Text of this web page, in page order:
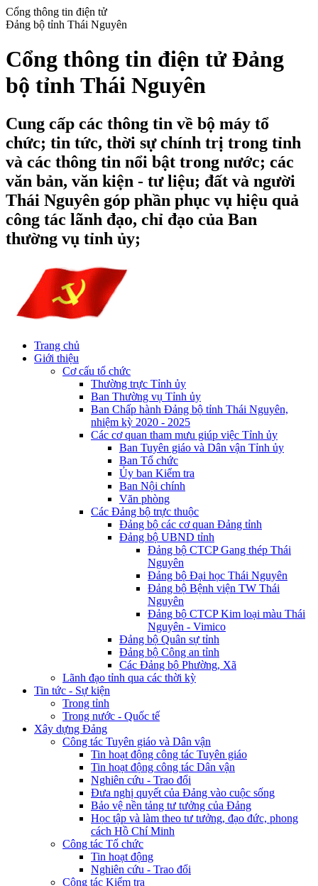
Cổng thông tin điện tử
Đảng bộ tỉnh Thái Nguyên
Cổng thông tin điện tử Đảng
bộ tỉnh Thái Nguyên
Cung cấp các thông tin về bộ máy tổ
chức; tin tức, thời sự chính trị trong tỉnh
và các thông tin nổi bật trong nước; các
văn bản, văn kiện - tư liệu; đất và người
Thái Nguyên góp phần phục vụ hiệu quả
công tác lãnh đạo, chỉ đạo của Ban
thường vụ tỉnh ủy;
Trang chủ
Giới thiệu
Cơ cấu tổ chức
Thường trực Tỉnh ủy
Ban Thường vụ Tỉnh ủy
Ban Chấp hành Đảng bộ tỉnh Thái Nguyên,
nhiệm kỳ 2020 - 2025
Các cơ quan tham mưu giúp việc Tỉnh ủy
Ban Tuyên giáo và Dân vận Tỉnh ủy
Ban Tổ chức
Ủy ban Kiểm tra
Ban Nội chính
Văn phòng
Các Đảng bộ trực thuộc
Đảng bộ các cơ quan Đảng tỉnh
Đảng bộ UBND tỉnh
Đảng bộ CTCP Gang thép Thái
Nguyên
Đảng bộ Đại học Thái Nguyên
Đảng bộ Bệnh viện TW Thái
Nguyên
Đảng bộ CTCP Kim loại màu Thái
Nguyên - Vimico
Đảng bộ Quân sự tỉnh
Đảng bộ Công an tỉnh
Các Đảng bộ Phường, Xã
Lãnh đạo tỉnh qua các thời kỳ
Tin tức - Sự kiện
Trong tỉnh
Trong nước - Quốc tế
Xây dựng Đảng
Công tác Tuyên giáo và Dân vận
Tin hoạt động công tác Tuyên giáo
Tin hoạt động công tác Dân vận
Nghiên cứu - Trao đổi
Đưa nghị quyết của Đảng vào cuộc sống
Bảo vệ nền tảng tư tưởng của Đảng
Học tập và làm theo tư tưởng, đạo đức, phong
cách Hồ Chí Minh
Công tác Tổ chức
Tin hoạt động
Nghiên cứu - Trao đổi
Công tác Kiểm tra